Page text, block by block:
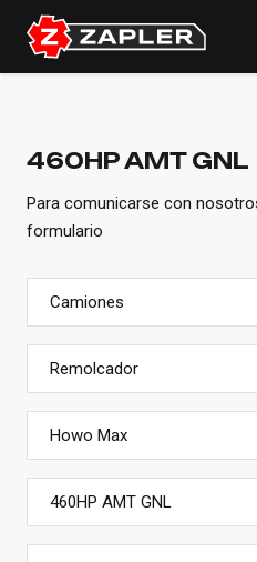
460HP AMT GNL
Para comunicarse con
formulario